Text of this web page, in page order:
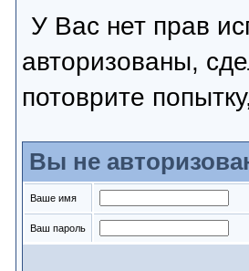
У Вас нет прав
авторизованы,
потоврите
Вы не
Ваше имя
Ваш пароль